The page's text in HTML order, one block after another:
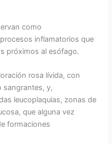
como
inflamatorios que
próximos al esófago.
rosa lívida, con
sangrantes, y,
leucoplaquias, zonas de
que alguna vez
formaciones